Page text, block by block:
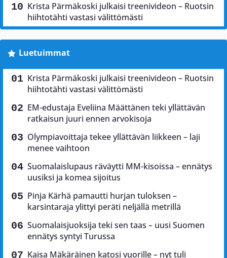
Krista Pärmäkoski julkaisi treenivideon – Ruotsin
hiihtotähti vastasi välittömästi
Luetuimmat
Krista Pärmäkoski julkaisi treenivideon – Ruotsin
hiihtotähti vastasi välittömästi
EM-edustaja Eveliina Määttänen teki yllättävän
ratkaisun juuri ennen arvokisoja
Olympiavoittaja tekee yllättävän liikkeen – laji
menee vaihtoon
Suomalaislupaus räväytti MM-kisoissa – ennätys
uusiksi ja komea sijoitus
Pinja Kärhä pamautti hurjan tuloksen –
karsintaraja ylittyi peräti neljällä metrillä
Suomalaisjuoksija teki sen taas – uusi Suomen
ennätys syntyi Turussa
Kaisa Mäkäräinen katosi vuorille – nyt tuli